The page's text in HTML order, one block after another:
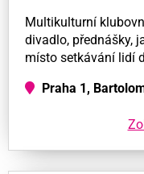
Multikulturní
divadlo, přednášky,
místo setkávání lidí
Praha 1,